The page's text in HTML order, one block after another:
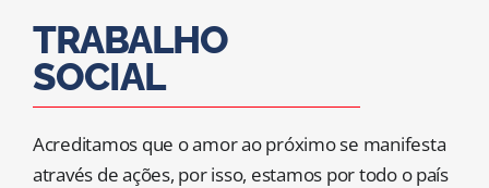
O SENHOR JESUS
INSTITUCIONAL
UNIVERSAL+
TRABALHO
SOCIAL
Acreditamos que o amor ao próximo se manifesta
através de ações, por isso, estamos por todo o país